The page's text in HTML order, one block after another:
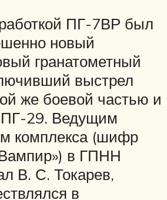
ПГ-7ВР был
новый
гранатометный
выстрел
же боевой частью и
29. Ведущим
комплекса (шифр
в ГПНН
В. С. Токарев,
в